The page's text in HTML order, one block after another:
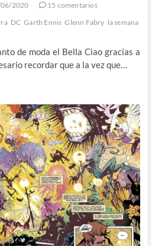
2020
15 comentarios
DC Garth Ennis Glenn Fabry la semana
de moda el Bella Ciao gracias a
recordar que a la vez que…